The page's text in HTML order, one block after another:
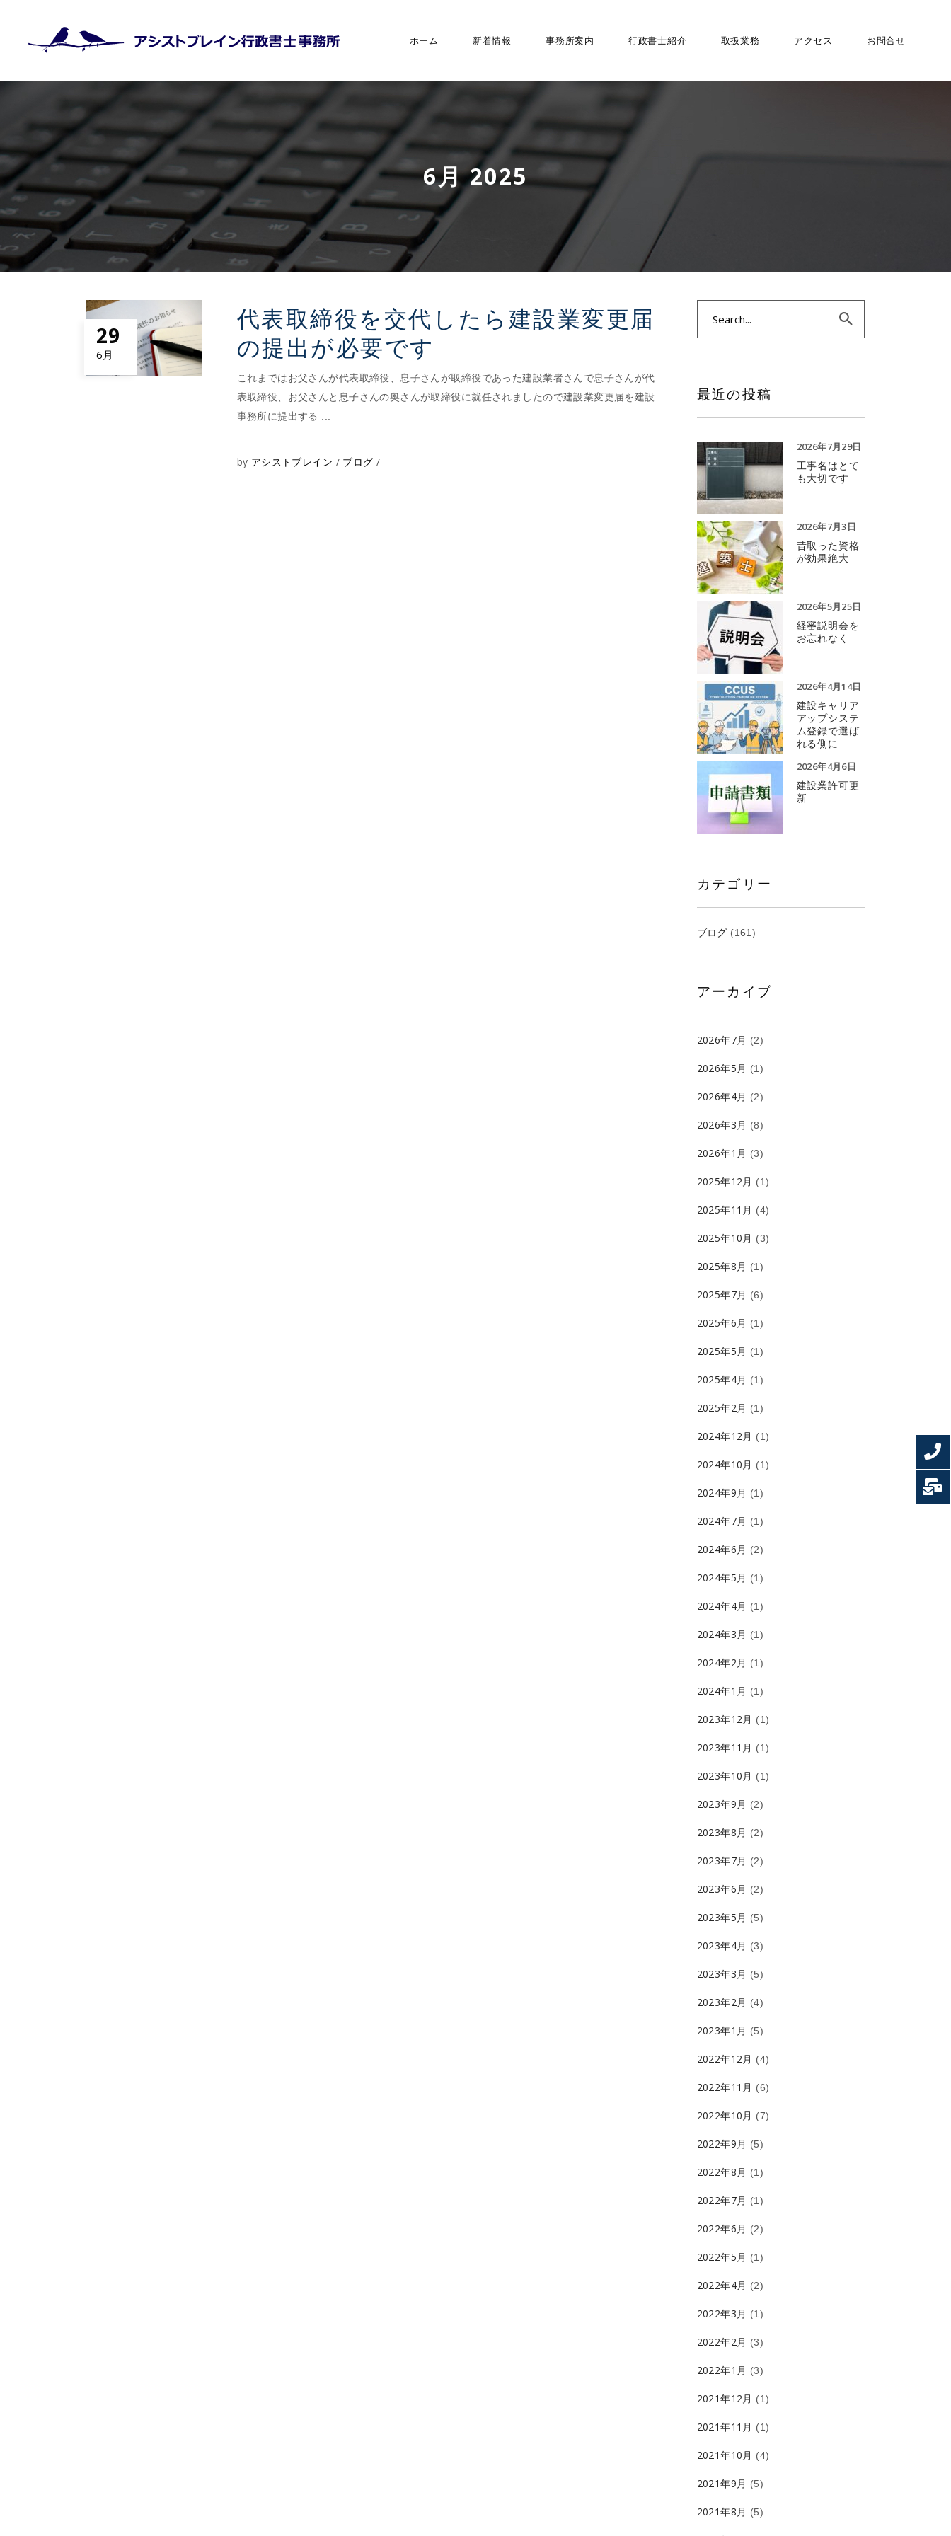
ホーム 新着情報 事務所案内 行政書士紹介 取扱業務 アクセス お問合せ
6月 2025
29
6月
代表取締役を交代したら建設業変更届
の提出が必要です
これまではお父さんが代表取締役、息子さんが取締役であった建設業者さんで息子さんが代
表取締役、お父さんと息子さんの奥さんが取締役に就任されましたので建設業変更届を建設
事務所に提出する
by アシストブレイン ブログ
最近の投稿
2026年7月29日
工事名はとて
も大切です
2026年7月3日
昔取った資格
が効果絶大
2026年5月25日
経審説明会を
お忘れなく
2026年4月14日
建設キャリア
アップシステ
ム登録で選ば
れる側に
2026年4月6日
建設業許可更
新
カテゴリー
ブログ (161)
アーカイブ
2026年7月 (2)
2026年5月 (1)
2026年4月 (2)
2026年3月 (8)
2026年1月 (3)
2025年12月 (1)
2025年11月 (4)
2025年10月 (3)
2025年8月 (1)
2025年7月 (6)
2025年6月 (1)
2025年5月 (1)
2025年4月 (1)
2025年2月 (1)
2024年12月 (1)
2024年10月 (1)
2024年9月 (1)
2024年7月 (1)
2024年6月 (2)
2024年5月 (1)
2024年4月 (1)
2024年3月 (1)
2024年2月 (1)
2024年1月 (1)
2023年12月 (1)
2023年11月 (1)
2023年10月 (1)
2023年9月 (2)
2023年8月 (2)
2023年7月 (2)
2023年6月 (2)
2023年5月 (5)
2023年4月 (3)
2023年3月 (5)
2023年2月 (4)
2023年1月 (5)
2022年12月 (4)
2022年11月 (6)
2022年10月 (7)
2022年9月 (5)
2022年8月 (1)
2022年7月 (1)
2022年6月 (2)
2022年5月 (1)
2022年4月 (2)
2022年3月 (1)
2022年2月 (3)
2022年1月 (3)
2021年12月 (1)
2021年11月 (1)
2021年10月 (4)
2021年9月 (5)
2021年8月 (5)